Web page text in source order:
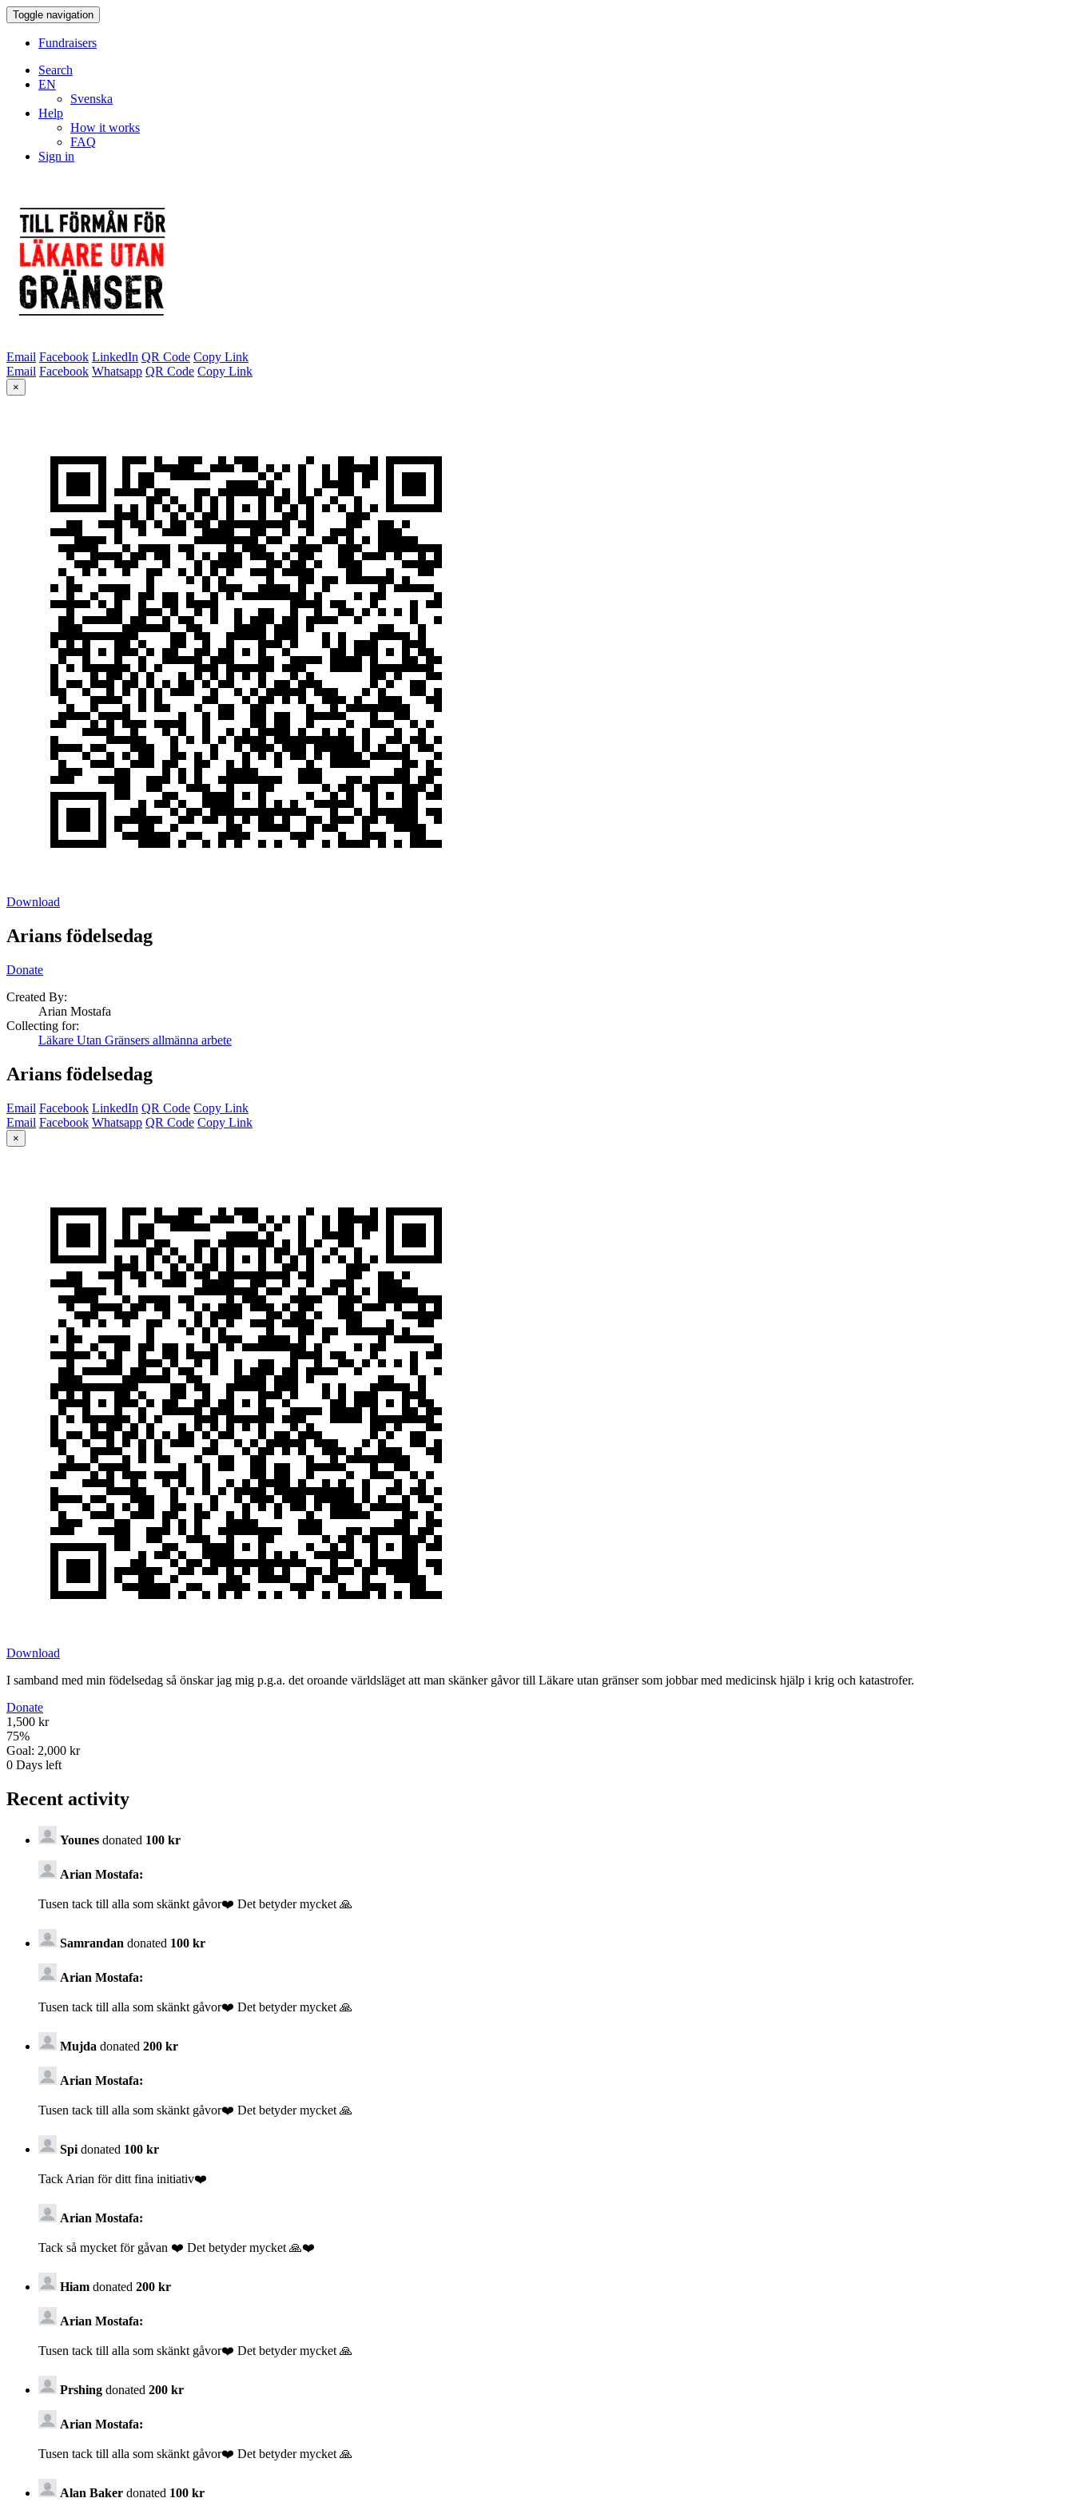
Toggle navigation
Fundraisers
Search
EN
Svenska
Help
How it works
FAQ
Sign in
Email Facebook LinkedIn QR Code Copy Link
Email Facebook Whatsapp QR Code Copy Link
×
Download
Arians födelsedag
Donate
Created By:
Arian Mostafa
Collecting for:
Läkare Utan Gränsers allmänna arbete
Arians födelsedag
Email Facebook LinkedIn QR Code Copy Link
Email Facebook Whatsapp QR Code Copy Link
×
Download
I samband med min födelsedag så önskar jag mig p.g.a. det oroande världsläget att man skänker gåvor till Läkare utan gränser som jobbar med medicinsk hjälp i krig och katastrofer.
Donate
1,500 kr
75%
Goal: 2,000 kr
0 Days left
Recent activity
Younes donated 100 kr
Arian Mostafa:
Tusen tack till alla som skänkt gåvor❤️ Det betyder mycket 🙏
Samrandan donated 100 kr
Arian Mostafa:
Tusen tack till alla som skänkt gåvor❤️ Det betyder mycket 🙏
Mujda donated 200 kr
Arian Mostafa:
Tusen tack till alla som skänkt gåvor❤️ Det betyder mycket 🙏
Spi donated 100 kr
Tack Arian för ditt fina initiativ❤️
Arian Mostafa:
Tack så mycket för gåvan ❤️ Det betyder mycket 🙏❤️
Hiam donated 200 kr
Arian Mostafa:
Tusen tack till alla som skänkt gåvor❤️ Det betyder mycket 🙏
Prshing donated 200 kr
Arian Mostafa:
Tusen tack till alla som skänkt gåvor❤️ Det betyder mycket 🙏
Alan Baker donated 100 kr